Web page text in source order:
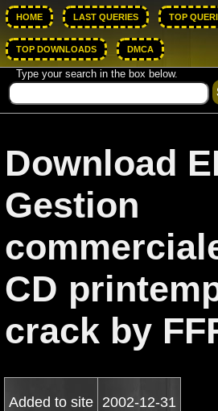
HOME LAST QUERIES TOP
TOP DOWNLOADS DMCA
Type your search in the box below.
Download
Gestion
CD
crack by
Added to site 2002-12-31